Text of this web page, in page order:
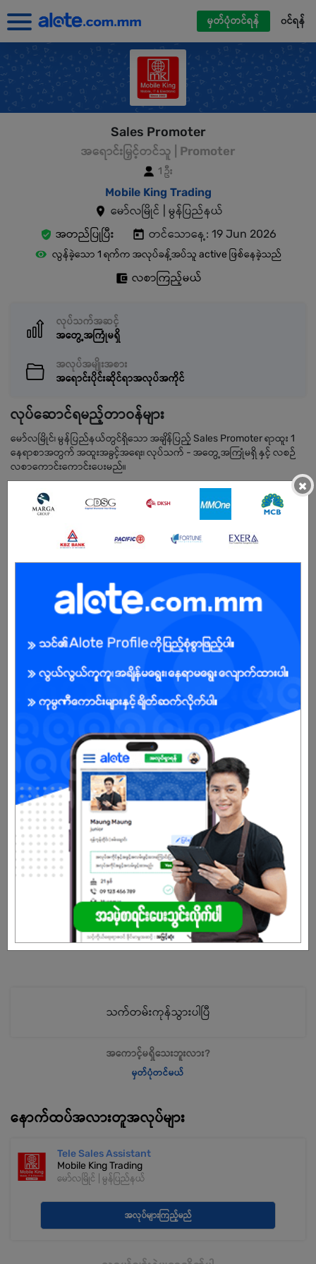
မှတ်ပုံတင်ရန် ၀င်ရန်
Sales Promoter
အရောင်းမြှင့်တင်သူ | Promoter
1 ဦး
Mobile King Trading
မော်လမြိုင် | မွန်ပြည်နယ်
အတည်ပြုပြီး
တင်သောနေ့: 19 Jun 2026
လွန်ခဲ့သော 1 ရက်က အလုပ်ခန့်အပ်သူ active ဖြစ်နေခဲ့သည်
လစာကြည့်မယ်
လုပ်သက်အဆင့်
အတွေ့အကြုံမရှိ
အလုပ်အမျိုးအစား
အရောင်းပိုင်းဆိုင်ရာအလုပ်အကိုင်
လုပ်ဆောင်ရမည့်တာဝန်များ
မော်လမြိုင်၊ မွန်ပြည်နယ်တွင်ရှိသော အချိန်ပြည့် Sales Promoter ရာထူး 1
နေရာစာအတွက် အထူးအခွင့်အရေး၊ လုပ်သက် - အတွေ့အကြုံမရှိ နှင့် လစဉ်
လစာကောင်းကောင်းပေးမည်။
လိုအပ်သောအရည်အချင်း
• ၉တန်း, ၁၀တန်း, ၁၀တန်းအောင်, ဘွဲ့ရ လျှောက်ထားနိုင်သည်။
• ဖုန်းအရောင်းပိုင်းအတွေ့အကြုံနှင့် IT, Electronics များတွင် အတွေ့အကြုံ
ရှိသူဦးစားပေးမည်
• ရိုးသားကြိုးစားပြီး Team work ဖြင့်လုပ်ကိုင်နိုင်ရ မည်။
• စည်းကမ်းလိုက်နာ၍ လေ့လာသင်ယူနိုင်စွမ်း ကောင်းမွန်ရမည်။
• Social Media ပိုင်း အသုံးပြုနိုင်ရမည်
Incentive ပါ ခံစားခွင့်ရရှိမည်
Attendance Allowance လည်းရရှိပါမည်
အခွင့်အရေးရှိသူ : မ
သက်တမ်းကုန်သွားပါပြီ
အကောင့်မရှိသေးဘူးလား?
မှတ်ပုံတင်မယ်
နောက်ထပ်အလားတူအလုပ်များ
Tele Sales Assistant
Mobile King Trading
မော်လမြိုင် | မွန်ပြည်နယ်
အလုပ်များကြည့်မည်
×